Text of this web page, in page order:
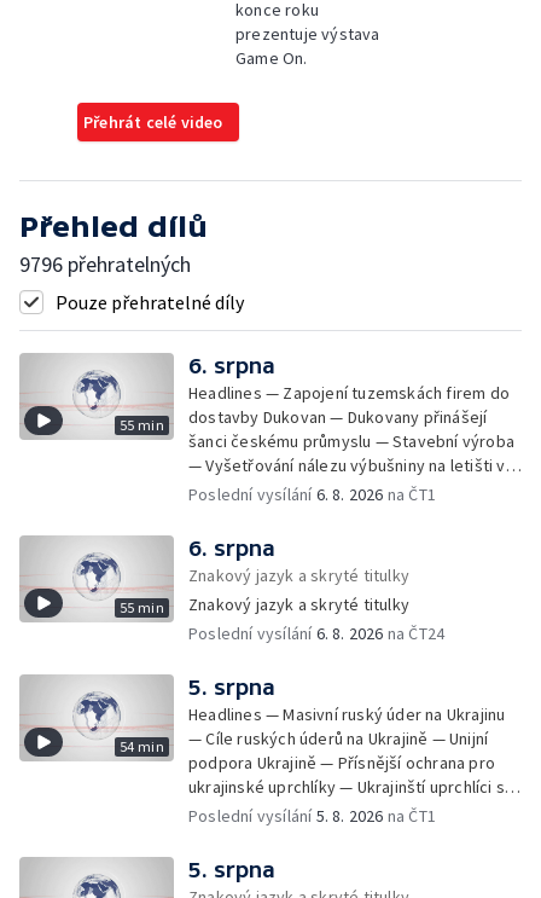
konce roku
prezentuje výstava
Game On.
Přehrát celé video
Přehled dílů
9796 přehratelných
Pouze přehratelné díly
55 min
6. srpna
Headlines — Zapojení tuzemskách firem do
dostavby Dukovan — Dukovany přinášejí
šanci českému průmyslu — Stavební výroba
— Vyšetřování nálezu výbušniny na letišti v
Lipsku — Bourání torza vyhořelé budovy ve
Omezování spotřeby vody v Jihlavě — Čistý
zisk bank — Jednání o ukončení bojů na
Blízkém východě — Opakované údery na
jižní Libanon — Přibylo zásahů horské služby
— Bezpečnostní opatření kvůli Evropské lize
Oscara — Doživotní trest pro Afghánce —
Slevy na jízdném — Aktualizace plánu
adaptace na klimatické změny — Letošní
teplotní rekordy — Škody po nočních
bouřkách na východě Čech — Výhled počasí
na další dny — Sucho dělá problémy
zemědělcům i drobným pěstitelům — Výhled
nehodě z chytrých zařízení — Zbytečné
Poslední vysílání6. 8. 2026 na ČT1
55 min
6. srpna
Znakový jazyk a skryté titulky
Znakový jazyk a skryté titulky
Poslední vysílání6. 8. 2026 na ČT24
54 min
5. srpna
Headlines — Masivní ruský úder na Ukrajinu
— Cíle ruských úderů na Ukrajině — Unijní
podpora Ukrajině — Přísnější ochrana pro
ukrajinské uprchlíky — Ukrajinští uprchlíci s
dočasnou ochranou v Česku — Uprchlíci s
Most — Hašení skládky — Srážka nákladního
letadla s dronem v Německu — Vyšetřování
Poslední vysílání5. 8. 2026 na ČT1
5. srpna